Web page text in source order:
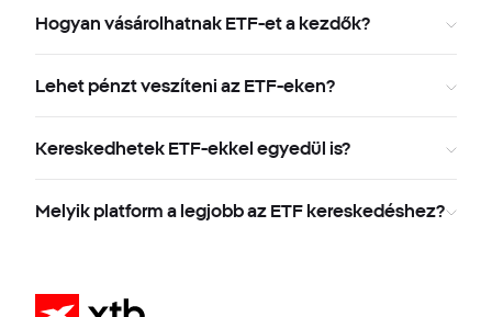
Hogyan vásárolhatnak ETF-et a kezdők?
Lehet pénzt veszíteni az ETF-eken?
Kereskedhetek ETF-ekkel egyedül is?
Melyik platform a legjobb az ETF kereskedéshez?